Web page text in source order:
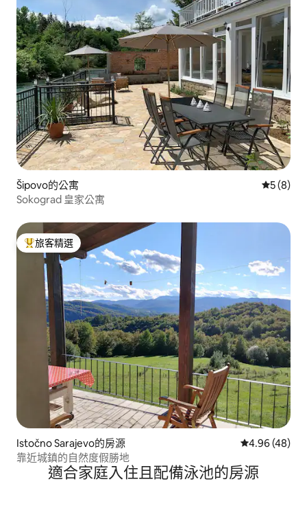
Šipovo的公寓 從 8 則評
5 (8)
Sokograd 皇家公寓
旅客精選榜首
旅客精選
Istočno Sarajevo的房源 從 48 則評價
4.96 (48)
靠近城鎮的自然度假勝地
適合家庭入住且配備泳池的房源